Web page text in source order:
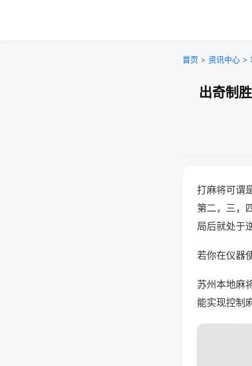
首页 > 资讯中心 >
出奇制
打麻将可谓
第二，三，
局后就处于
若你在仪器
苏州本地麻
能实现控制